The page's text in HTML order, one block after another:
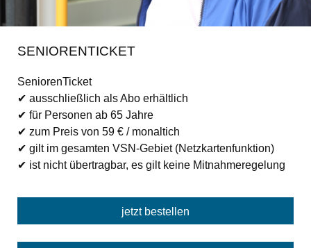
SENIORENTICKET
SeniorenTicket
✔ ausschließlich als Abo erhältlich
✔ für Personen ab 65 Jahre
✔ zum Preis von 59 € / monaltich
✔ gilt im gesamten VSN-Gebiet (Netzkartenfunktion)
✔ ist nicht übertragbar, es gilt keine Mitnahmeregelung
jetzt bestellen